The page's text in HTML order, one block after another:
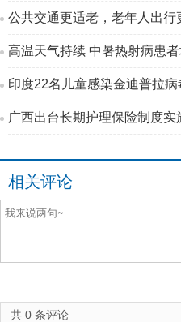
公共交通更适老，老年人出行
高温天气持续 中暑热射病患
印度22名儿童感染金迪普拉病
广西出台长期护理保险制度实
相关评论
共 0 条评论